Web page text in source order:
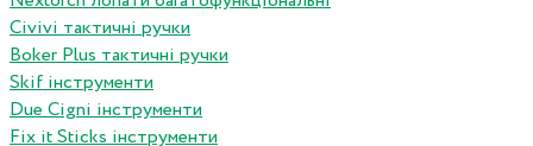
Сivivi тактичні ручки
Boker Plus тактичні ручки
Skif інструменти
Due Cigni інструменти
Fix it Sticks інструменти